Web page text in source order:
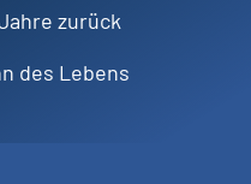
zurück
des Lebens